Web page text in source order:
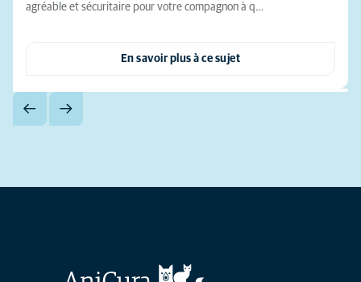
agréable et sécuritaire pour votre compagnon à q…
En savoir plus à ce sujet